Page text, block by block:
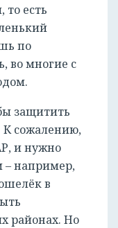
есть
по
во многие с
защитить
К сожалению,
и нужно
– например,
в
районах. Но